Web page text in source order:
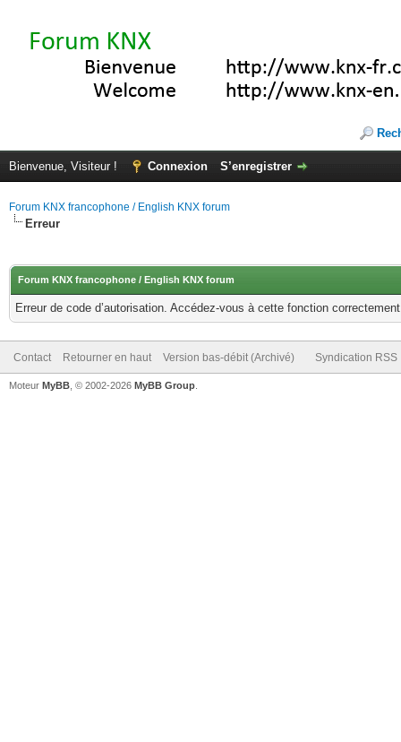
Bienvenue, Visiteur ! Connexion S’enregistrer
Forum KNX francophone / English KNX forum
Erreur
Forum KNX francophone / English KNX forum
Erreur de code d’autorisation. Accédez-vous à cette fonction
Contact Retourner en haut Version bas-débit (Archivé) Syndication RSS
Moteur MyBB , © 2002-2026 MyBB Group